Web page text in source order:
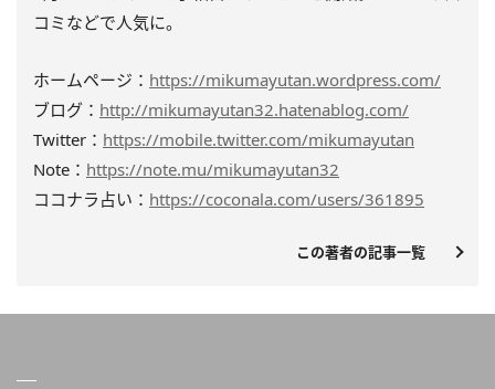
コミなどで人気に。
ホームページ： https://mikumayutan.wordpress.com/
ブログ： http://mikumayutan32.hatenablog.com/
Twitter： https://mobile.twitter.com/mikumayutan
Note： https://note.mu/mikumayutan32
ココナラ占い： https://coconala.com/users/361895
この著者の記事一覧